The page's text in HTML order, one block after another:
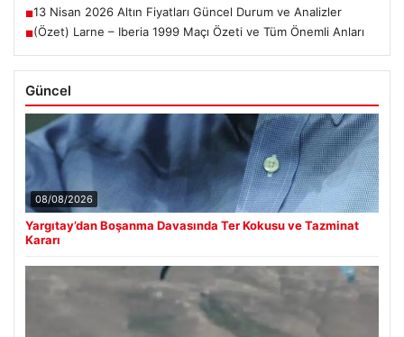
■13 Nisan 2026 Altın Fiyatları Güncel Durum ve Analizler
■(Özet) Larne – Iberia 1999 Maçı Özeti ve Tüm Önemli Anları
Güncel
08/08/2026
Yargıtay’dan Boşanma Davasında Ter Kokusu ve Tazminat
Kararı